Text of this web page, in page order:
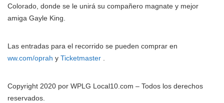
Colorado, donde se le unirá su compañero magnate y mejor
amiga Gayle King.
Las entradas para el recorrido se pueden comprar en
ww.com/oprah y Ticketmaster
Copyright 2020 por WPLG Local10.com – Todos los derechos
reservados.